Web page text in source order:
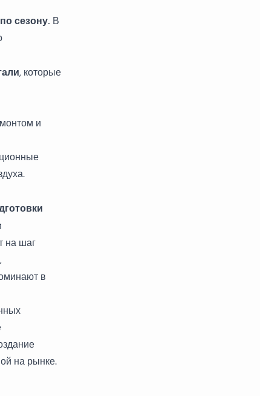
сезону. В
, которые
и
на шаг
в
на рынке.